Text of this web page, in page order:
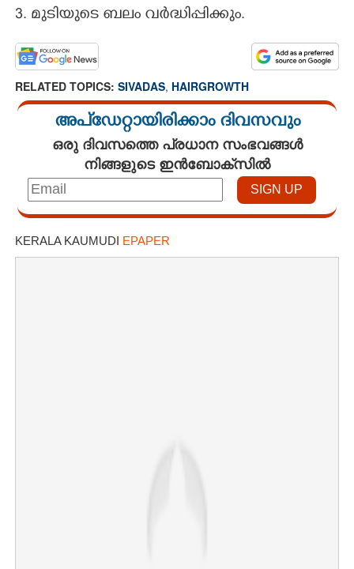
3. മുടിയുടെ ബലം വർദ്ധിപ്പിക്കും.
RELATED TOPICS: SIVADAS, HAIRGROWTH
അപ്ഡേറ്റായിരിക്കാം ദിവസവും
ഒരു ദിവസത്തെ പ്രധാന സംഭവങ്ങൾ
നിങ്ങളുടെ ഇൻബോക്സിൽ
KERALA KAUMUDI EPAPER